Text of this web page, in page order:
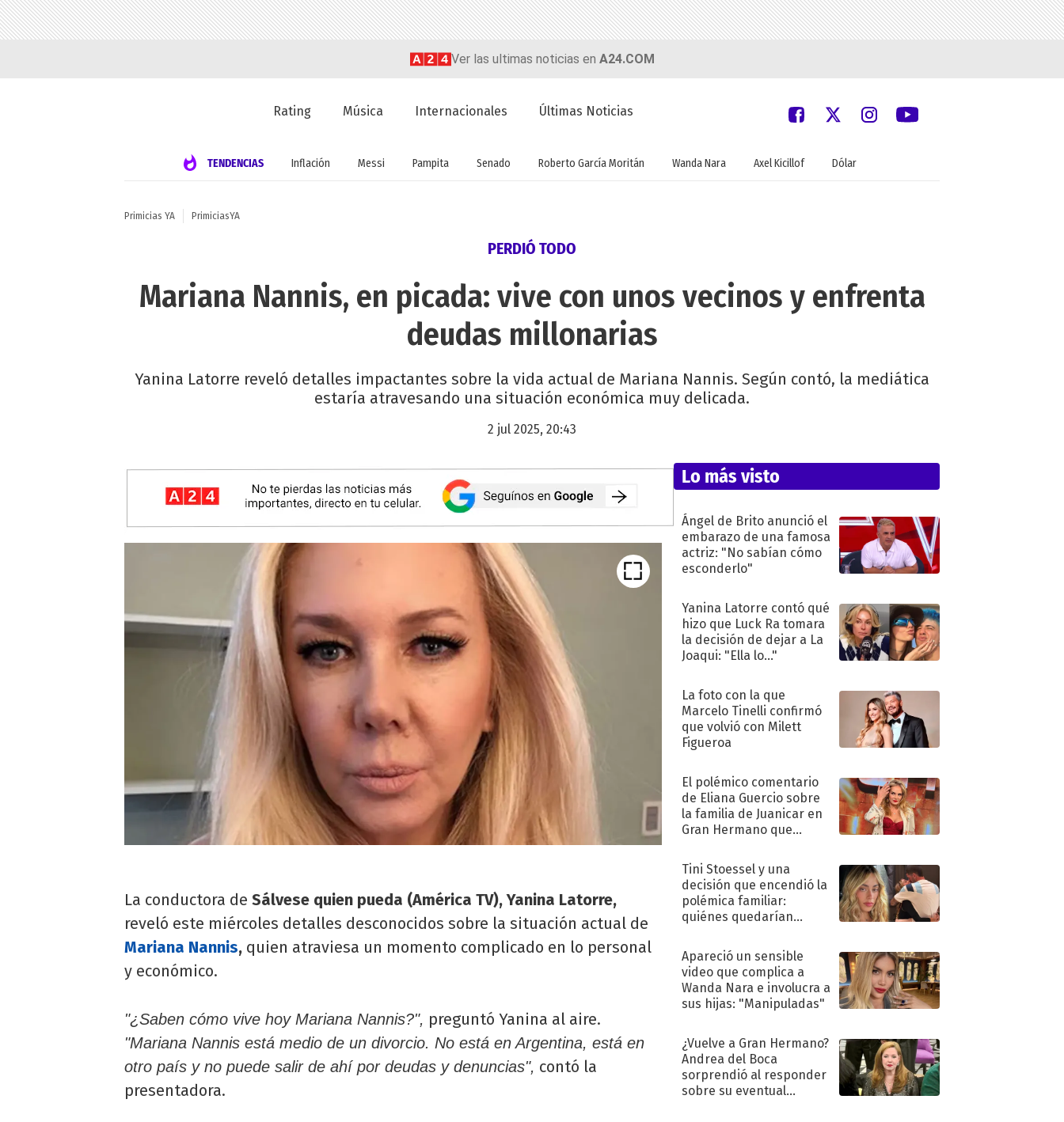
Ver las ultimas noticias en A24.COM
Rating Música Internacionales Últimas Noticias
TENDENCIAS Inflación Messi Pampita Senado Roberto García Moritán Wanda Nara Axel Kicillof Dólar
Primicias YA PrimiciasYA
PERDIÓ TODO
Mariana Nannis, en picada: vive con unos vecinos y enfrenta
deudas millonarias
Yanina Latorre reveló detalles impactantes sobre la vida actual de Mariana Nannis. Según contó, la mediática
estaría atravesando una situación económica muy delicada.
2 jul 2025, 20:43
La conductora de Sálvese quien pueda (América TV), Yanina Latorre,
reveló este miércoles detalles desconocidos sobre la situación actual de
Mariana Nannis, quien atraviesa un momento complicado en lo personal
y económico.
"¿Saben cómo vive hoy Mariana Nannis?", preguntó Yanina al aire.
"Mariana Nannis está medio de un divorcio. No está en Argentina, está en
otro país y no puede salir de ahí por deudas y denuncias", contó la
presentadora.
Lo más visto
Ángel de Brito anunció el
embarazo de una famosa
actriz: "No sabían cómo
esconderlo"
Yanina Latorre contó qué
hizo que Luck Ra tomara
la decisión de dejar a La
Joaqui: "Ella lo..."
La foto con la que
Marcelo Tinelli confirmó
que volvió con Milett
Figueroa
El polémico comentario
de Eliana Guercio sobre
la familia de Juanicar en
Gran Hermano que
Tini Stoessel y una
decisión que encendió la
polémica familiar:
quiénes quedarían
Apareció un sensible
video que complica a
Wanda Nara e involucra a
sus hijas: "Manipuladas"
¿Vuelve a Gran Hermano?
Andrea del Boca
sorprendió al responder
sobre su eventual